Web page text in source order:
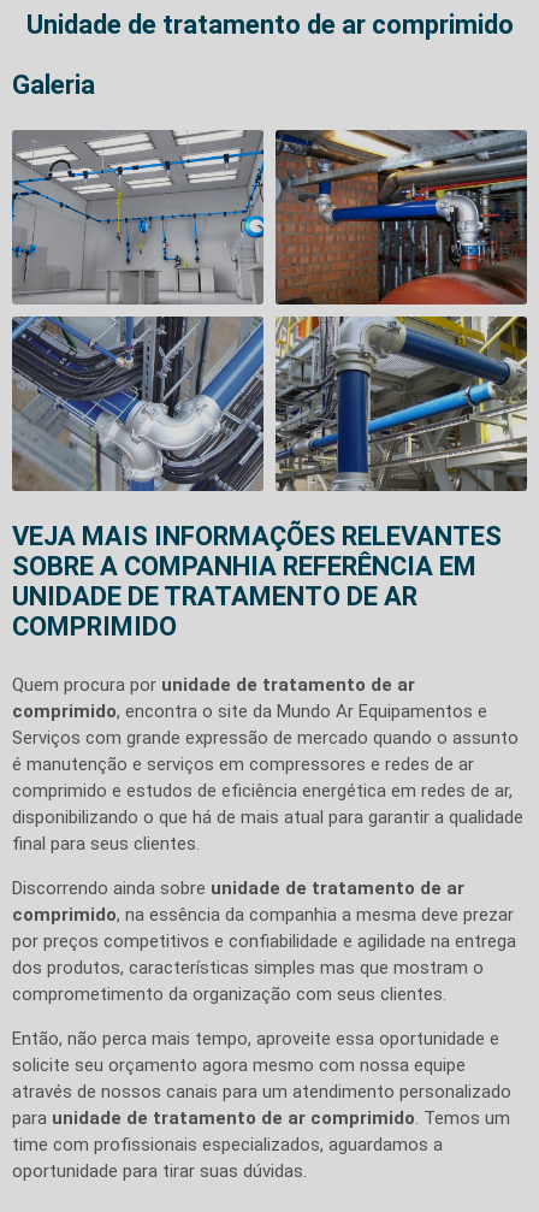
Unidade de tratamento de ar comprimido
Galeria
VEJA MAIS INFORMAÇÕES RELEVANTES
SOBRE A COMPANHIA REFERÊNCIA EM
UNIDADE DE TRATAMENTO DE AR
COMPRIMIDO
Quem procura por unidade de tratamento de ar
comprimido, encontra o site da Mundo Ar Equipamentos e
Serviços com grande expressão de mercado quando o assunto
é manutenção e serviços em compressores e redes de ar
comprimido e estudos de eficiência energética em redes de ar,
disponibilizando o que há de mais atual para garantir a qualidade
final para seus clientes.
Discorrendo ainda sobre unidade de tratamento de ar
comprimido, na essência da companhia a mesma deve prezar
por preços competitivos e confiabilidade e agilidade na entrega
dos produtos, características simples mas que mostram o
comprometimento da organização com seus clientes.
Então, não perca mais tempo, aproveite essa oportunidade e
solicite seu orçamento agora mesmo com nossa equipe
através de nossos canais para um atendimento personalizado
para unidade de tratamento de ar comprimido. Temos um
time com profissionais especializados, aguardamos a
oportunidade para tirar suas dúvidas.